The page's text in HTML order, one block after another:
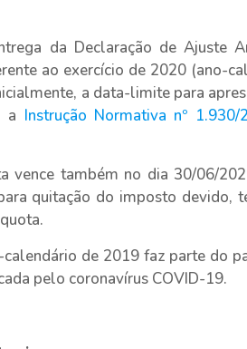
da Declaração de Ajuste
ao exercício de 2020 (ano-
a data-limite para
a Instrução Normativa nº 1.930/
vence também no dia 30/06/
quitação do imposto devido,
de 2019 faz parte do
pelo coronavírus COVID-19.